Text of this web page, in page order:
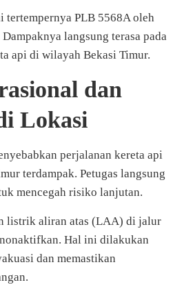
tertempernya PLB 5568A oleh
langsung terasa pada
api di wilayah Bekasi Timur.
dan
Lokasi
perjalanan kereta api
terdampak. Petugas langsung
mencegah risiko lanjutan.
listrik aliran atas (LAA) di jalur
Hal ini dilakukan
dan memastikan